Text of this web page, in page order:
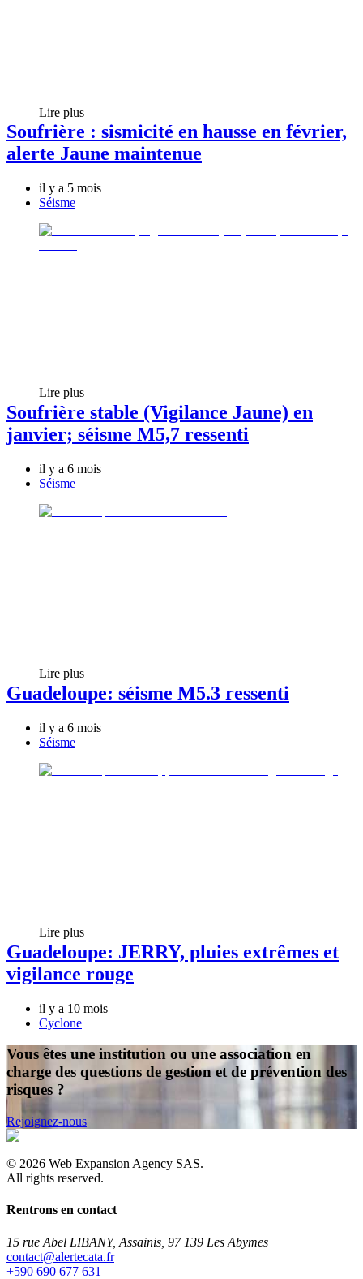
Lire plus
Soufrière : sismicité en hausse en février,
alerte Jaune maintenue
il y a 5 mois
Séisme
Lire plus
Soufrière stable (Vigilance Jaune) en
janvier; séisme M5,7 ressenti
il y a 6 mois
Séisme
Lire plus
Guadeloupe: séisme M5.3 ressenti
il y a 6 mois
Séisme
Lire plus
Guadeloupe: JERRY, pluies extrêmes et
vigilance rouge
il y a 10 mois
Cyclone
Vous êtes une institution ou une association en
charge des questions de gestion et de prévention des
risques ?
Rejoignez-nous
© 2026 Web Expansion Agency SAS.
All rights reserved.
Rentrons en contact
15 rue Abel LIBANY, Assainis, 97 139 Les Abymes
rf.atacetrela@tcatnoc
+590 690 677 631